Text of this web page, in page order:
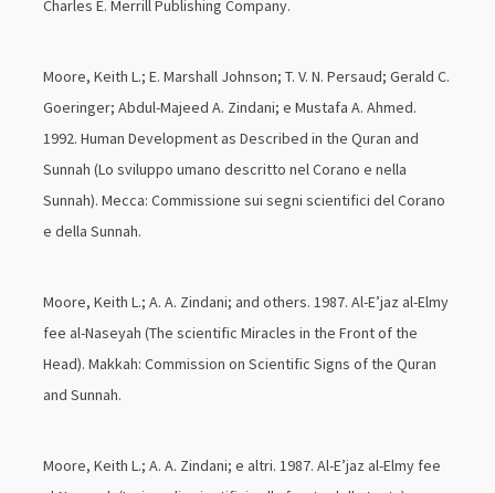
Charles E. Merrill Publishing Company.
Moore, Keith L.; E. Marshall Johnson; T. V. N. Persaud; Gerald C.
Goeringer; Abdul-Majeed A. Zindani; e Mustafa A. Ahmed.
1992. Human Development as Described in the Quran and
Sunnah (Lo sviluppo umano descritto nel Corano e nella
Sunnah). Mecca: Commissione sui segni scientifici del Corano
e della Sunnah.
Moore, Keith L.; A. A. Zindani; and others. 1987. Al-E’jaz al-Elmy
fee al-Naseyah (The scientific Miracles in the Front of the
Head). Makkah: Commission on Scientific Signs of the Quran
and Sunnah.
Moore, Keith L.; A. A. Zindani; e altri. 1987. Al-E’jaz al-Elmy fee